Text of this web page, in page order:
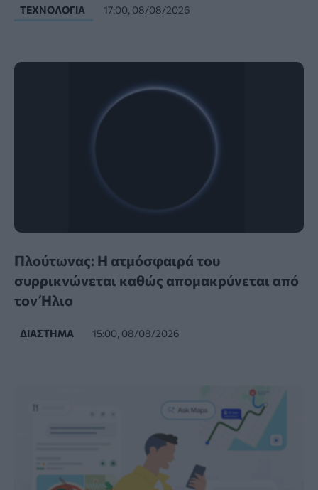
ΤΕΧΝΟΛΟΓΊΑ 17:00, 08/08/2026
Πλούτωνας: Η ατμόσφαιρά του
συρρικνώνεται καθώς απομακρύνεται από
τον Ήλιο
ΔΙΆΣΤΗΜΑ 15:00, 08/08/2026